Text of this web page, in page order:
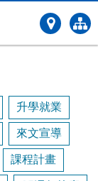
升學就業
來文宣導
課程計畫